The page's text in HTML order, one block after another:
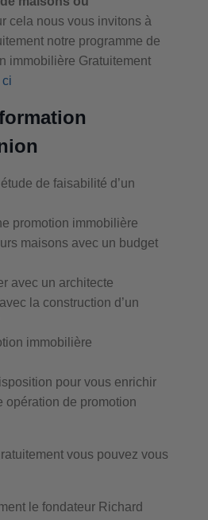
cela nous vous invitons à
notre programme de
immobilière Gratuitement
de faisabilité d’un
promotion immobilière
maisons avec un budget
avec un architecte
la construction d’un
immobilière
pour vous enrichir
opération de promotion
vous pouvez vous
le fondateur Richard